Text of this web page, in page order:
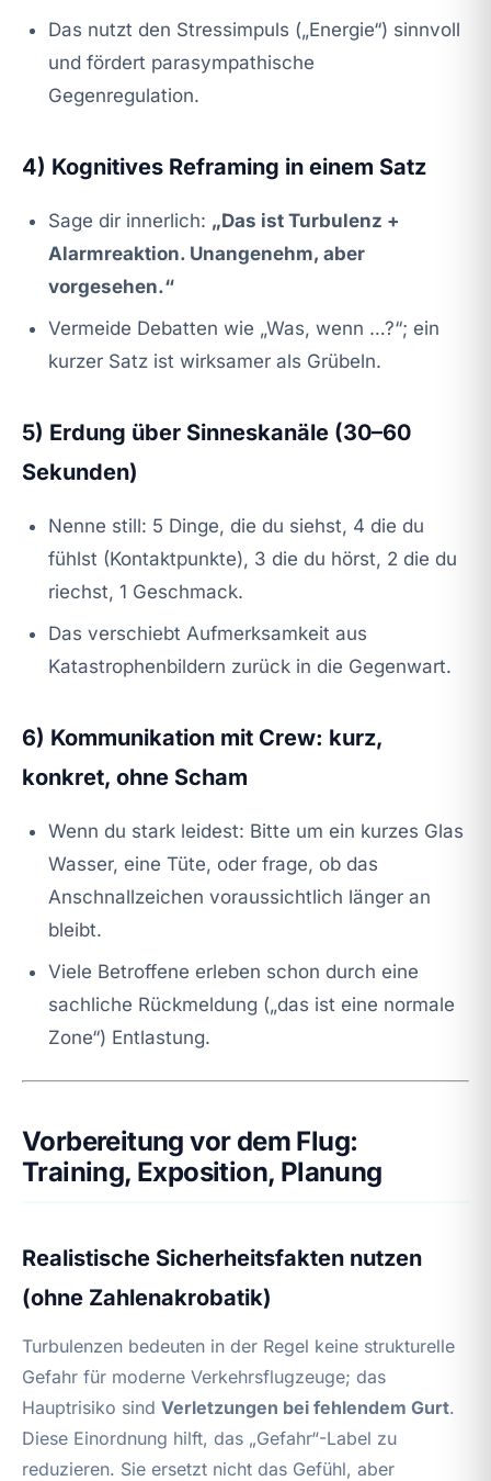
Das nutzt den Stressimpuls („Energie“) sinnvoll
und fördert parasympathische
Gegenregulation.
4) Kognitives Reframing in einem Satz
Sage dir innerlich: „Das ist Turbulenz +
Alarmreaktion. Unangenehm, aber
vorgesehen.“
Vermeide Debatten wie „Was, wenn …?“; ein
kurzer Satz ist wirksamer als Grübeln.
5) Erdung über Sinneskanäle (30–60
Sekunden)
Nenne still: 5 Dinge, die du siehst, 4 die du
fühlst (Kontaktpunkte), 3 die du hörst, 2 die du
riechst, 1 Geschmack.
Das verschiebt Aufmerksamkeit aus
Katastrophenbildern zurück in die Gegenwart.
6) Kommunikation mit Crew: kurz,
konkret, ohne Scham
Wenn du stark leidest: Bitte um ein kurzes Glas
Wasser, eine Tüte, oder frage, ob das
Anschnallzeichen voraussichtlich länger an
bleibt.
Viele Betroffene erleben schon durch eine
sachliche Rückmeldung („das ist eine normale
Zone“) Entlastung.
Vorbereitung vor dem Flug:
Training, Exposition, Planung
Realistische Sicherheitsfakten nutzen
(ohne Zahlenakrobatik)
Turbulenzen bedeuten in der Regel keine strukturelle
Gefahr für moderne Verkehrsflugzeuge; das
Hauptrisiko sind Verletzungen bei fehlendem Gurt.
Diese Einordnung hilft, das „Gefahr“-Label zu
reduzieren. Sie ersetzt nicht das Gefühl, aber